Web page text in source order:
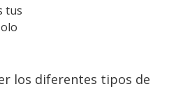
tus
los diferentes tipos de